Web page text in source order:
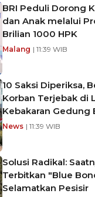
BRI Peduli Dorong
dan Anak melalui
Brilian 1000 HPK
Malang | 11:39 WIB
10 Saksi Diperiksa,
Korban Terjebak di
Kebakaran Gedung
News | 11:39 WIB
Solusi Radikal:
Terbitkan "Blue
Selamatkan Pesisir